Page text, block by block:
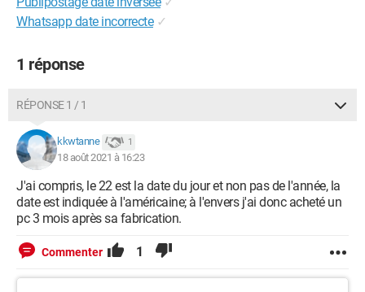
Whatsapp date incorrecte ✓
1 réponse
RÉPONSE 1 / 1
kkwtanne 1
18 août 2021 à 16:23
J'ai compris, le 22 est la date du jour et non pas de l'année, la
date est indiquée à l'américaine; à l'envers j'ai donc acheté un
pc 3 mois après sa fabrication.
Commenter 1